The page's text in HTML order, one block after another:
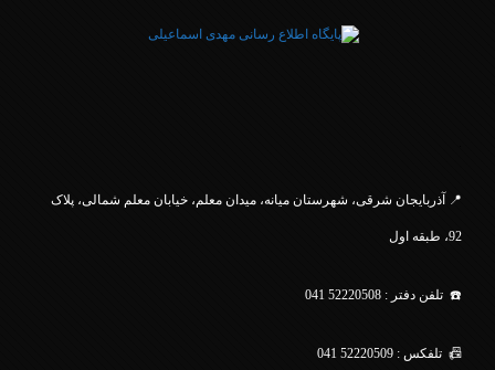
📍 آذربایجان شرقی، شهرستان میانه، میدان معلم، خیابان معلم شمالی، پلاک
92، طبقه اول
☎️ تلفن دفتر : 52220508 041
📠 تلفکس : 52220509 041